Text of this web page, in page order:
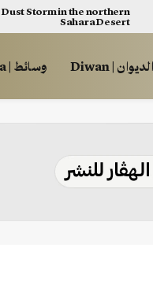
Dust Storm in the northern
Sahara Desert
الديوان | Diwan وسائط | Multimédia